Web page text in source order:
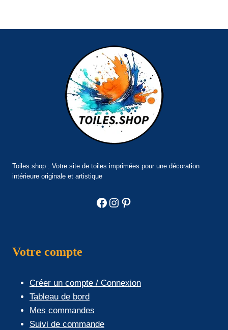
Toiles.shop : Votre site de toiles imprimées pour une décoration
intérieure originale et artistique
Facebook
Instagram
Pinterest
Votre compte
Créer un compte / Connexion
Tableau de bord
Mes commandes
Suivi de commande